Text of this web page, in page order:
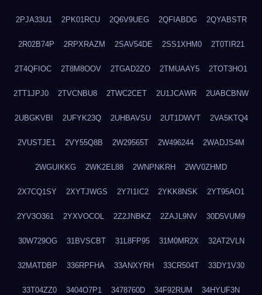
2PJA33U1 2PK01RCU 2Q6V9UEG 2QFIABDG 2QYABSTR
2R02B74P 2RPXRAZM 2SAV54DE 2SS1XHM0 2T0TIR21
2T4QFIOC 2T8M8OOV 2TGAD2ZO 2TMUAAY5 2TOT3HO1
2TT1JPJ0 2TVCNBU8 2TWC2CET 2U1JCAWR 2UABCBNW
2UBGKVBI 2UFYK23Q 2UHBAVSU 2UT1DWVT 2VA5KTQ4
2VUSTJE1 2VY55Q8B 2W29565T 2W496244 2WADJS4M
2WGUIKKG 2WK2EL88 2WNPNKRH 2WV0ZHMD
2X7CQ1SY 2XYTJWGS 2Y7I1IC2 2YKK8NSK 2YT95AO1
2YV3O361 2YXVOCOL 2Z2JNBKZ 2ZAJL9NV 30D5VUM9
30W729OG 31BVSCBT 31L8FP95 31M0MR2X 32AT2VLN
32MATDBP 336RPFHA 33ANXYRH 33CR504T 33DY1V30
33T04ZZ0 3404O7P1 3478760D 34F92RUM 34HYUF3N